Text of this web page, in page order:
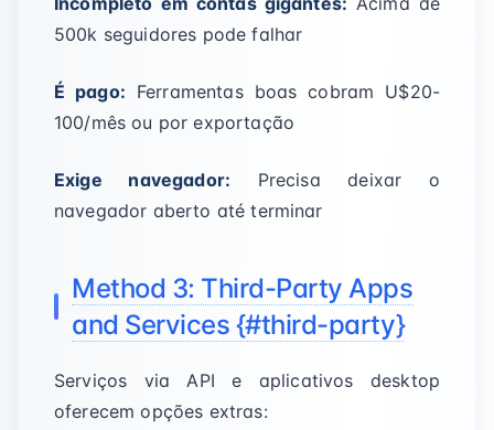
500k seguidores pode falhar
É pago: Ferramentas boas cobram U$20-
100/mês ou por exportação
Exige navegador: Precisa deixar o
navegador aberto até terminar
Method 3: Third-Party Apps
and Services {#third-party}
Serviços via API e aplicativos desktop
oferecem opções extras: